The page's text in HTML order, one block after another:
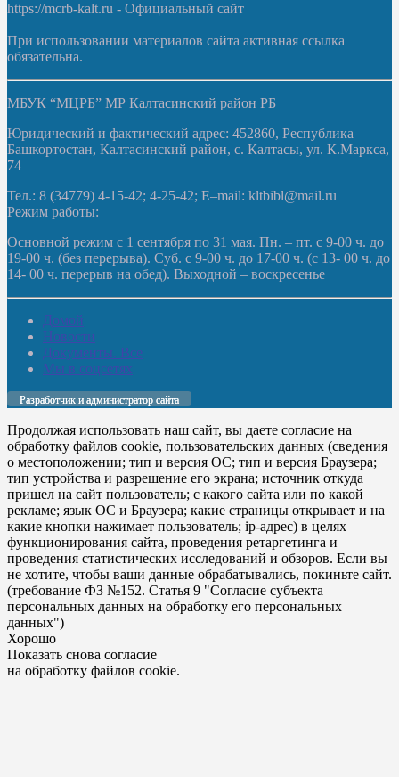
https://mcrb-kalt.ru - Официальный сайт
При использовании материалов сайта активная ссылка
обязательна.
МБУК “МЦРБ” МР Калтасинский район РБ
Юридический и фактический адрес: 452860, Республика
Башкортостан, Калтасинский район, с. Калтасы, ул. К.Маркса,
74
Тел.: 8 (34779) 4-15-42; 4-25-42; E–mail: kltbibl@mail.ru
Режим работы:
Основной режим с 1 сентября по 31 мая. Пн. – пт. с 9-00 ч. до
19-00 ч. (без перерыва). Суб. с 9-00 ч. до 17-00 ч. (с 13- 00 ч. до
14- 00 ч. перерыв на обед). Выходной – воскресенье
Домой
Новости
Документы. Все
Мы в соцсетях
Разработчик и администратор сайта
Продолжая использовать наш сайт, вы даете согласие на
обработку файлов cookie, пользовательских данных (сведения
о местоположении; тип и версия ОС; тип и версия Браузера;
тип устройства и разрешение его экрана; источник откуда
пришел на сайт пользователь; с какого сайта или по какой
рекламе; язык ОС и Браузера; какие страницы открывает и на
какие кнопки нажимает пользователь; ip-адрес) в целях
функционирования сайта, проведения ретаргетинга и
проведения статистических исследований и обзоров. Если вы
не хотите, чтобы ваши данные обрабатывались, покиньте сайт.
(требование ФЗ №152. Статья 9 "Согласие субъекта
персональных данных на обработку его персональных
данных")
Хорошо
Показать снова согласие
на обработку файлов cookie.